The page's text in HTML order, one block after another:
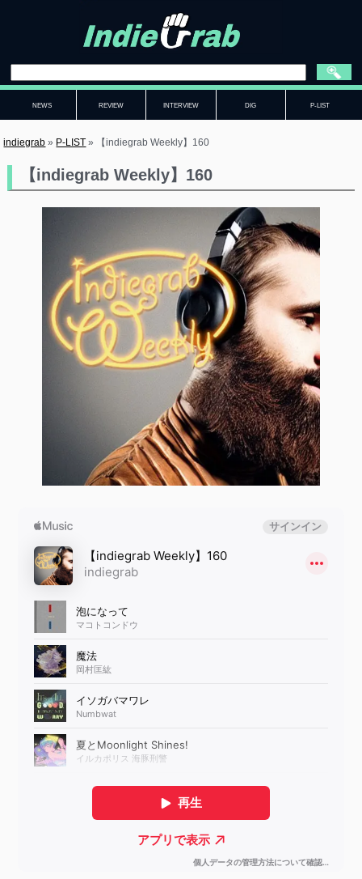
NEWS REVIEW INTERVIEW DIG P-LIST
indiegrab » P-LIST » 【indiegrab Weekly】160
【indiegrab Weekly】160